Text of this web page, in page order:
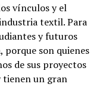
vínculos y el
textil. Para
y futuros
porque son quienes
de sus proyectos
tienen un gran